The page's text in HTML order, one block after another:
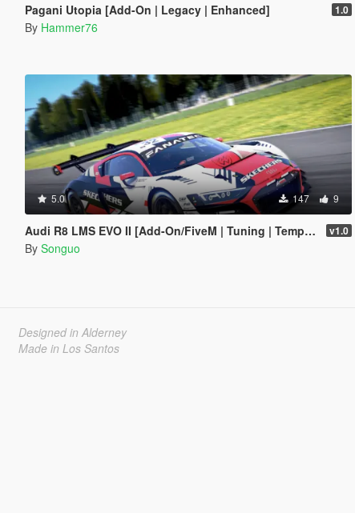
Pagani Utopia [Add-On | Legacy | Enhanced] 1.0
By Hammer76
5.0 147 9
Audi R8 LMS EVO II [Add-On/FiveM | Tuning | Template] v1.0
By Songuo
Designed in Alderney
Made in Los Santos